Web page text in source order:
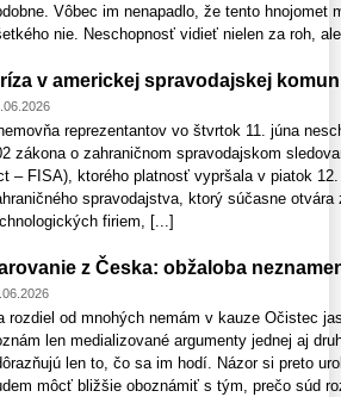
Vôbec im nenapadlo, že tento hnojomet
nie. Neschopnosť vidieť nielen za roh,
v americkej spravodajskej
reprezentantov vo štvrtok 11. júna
zákona o zahraničnom spravodajskom
– FISA), ktorého platnosť vypršala v piatok
spravodajstva, ktorý súčasne
firiem, [...]
z Česka: obžaloba
rozdiel od mnohých nemám v kauze Očistec
len medializované argumenty jednej aj
len to, čo sa im hodí. Názor si preto
môcť bližšie oboznámiť s tým, prečo súd